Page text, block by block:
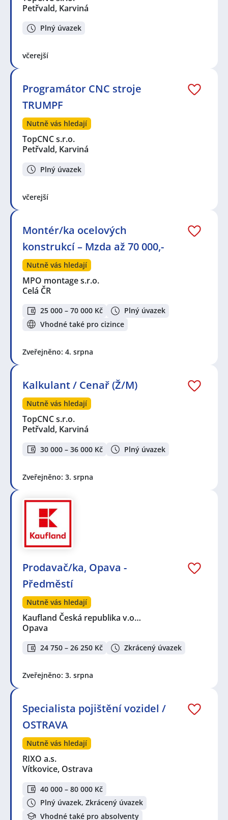
Petřvald, Karviná
Plný úvazek
včerejší
Programátor CNC stroje
TRUMPF
Nutně vás hledají
TopCNC s.r.o.
Petřvald, Karviná
Plný úvazek
včerejší
Montér/ka ocelových
konstrukcí – Mzda až 70 000,-
Nutně vás hledají
MPO montage s.r.o.
Celá ČR
25 000 – 70 000 Kč
Plný úvazek
Vhodné také pro cizince
Zveřejněno: 4. srpna
Kalkulant / Cenař (Ž/M)
Nutně vás hledají
TopCNC s.r.o.
Petřvald, Karviná
30 000 – 36 000 Kč Plný úvazek
Zveřejněno: 3. srpna
Prodavač/ka, Opava -
Předměstí
Nutně vás hledají
Kaufland Česká republika v.o…
Opava
24 750 – 26 250 Kč Zkrácený úvazek
Zveřejněno: 3. srpna
Specialista pojištění vozidel /
OSTRAVA
Nutně vás hledají
RIXO a.s.
Vítkovice, Ostrava
40 000 – 80 000 Kč
Plný úvazek, Zkrácený úvazek
Vhodné také pro absolventy